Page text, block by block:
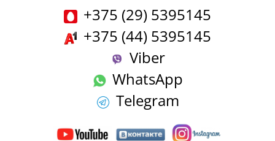
+375 (29) 5395145
+375 (44) 5395145
Viber
WhatsApp
Telegram